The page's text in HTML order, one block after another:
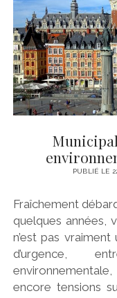
PUBLIÉ LE
Fraîchement
quelques années,
n’est pas
d’urgence,
encore tensions